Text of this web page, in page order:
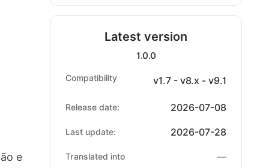
e
Latest version
1.0.0
Compatibility v1.7 - v8.x - v9.1
Release date: 2026-07-08
Last update: 2026-07-28
Translated into —